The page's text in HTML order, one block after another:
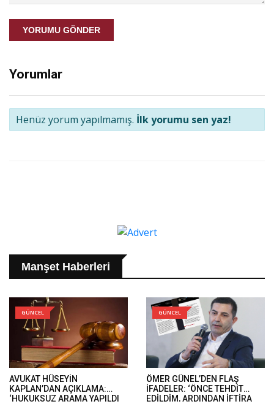
YORUMU GÖNDER
Yorumlar
Henüz yorum yapılmamış. İlk yorumu sen yaz!
Manşet Haberleri
GÜNCEL
AVUKAT HÜSEYİN
KAPLAN’DAN AÇIKLAMA:
‘HUKUKSUZ ARAMA YAPILDI
GÜNCEL
ÖMER GÜNEL’DEN FLAŞ
İFADELER: ‘ÖNCE TEHDİT
EDİLDİM, ARDINDAN İFTİRA